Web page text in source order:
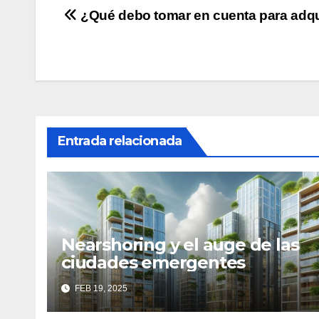
Navegación
entradas
¿Qué debo tomar en cuenta para
Entrada relacionada
Nearshoring y el auge de las
ciudades emergentes
FEB 19, 2025